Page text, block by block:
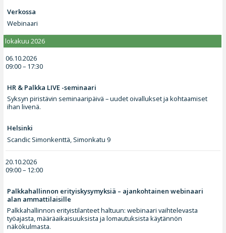
Verkossa
Webinaari
lokakuu 2026
06.10.2026
09:00 – 17:30
HR & Palkka LIVE -seminaari
Syksyn piristävin seminaaripäivä – uudet oivallukset ja kohtaamiset
ihan livenä.
Helsinki
Scandic Simonkenttä, Simonkatu 9
20.10.2026
09:00 – 12:00
Palkkahallinnon erityiskysymyksiä – ajankohtainen webinaari
alan ammattilaisille
Palkkahallinnon erityistilanteet haltuun: webinaari vaihtelevasta
työajasta, määräaikaisuuksista ja lomautuksista käytännön
näkökulmasta.